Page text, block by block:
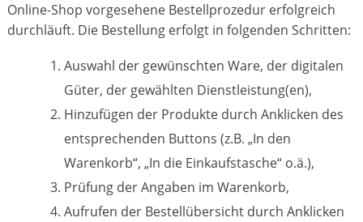
Online-Shop vorgesehene Bestellprozedur erfolgreich
durchläuft. Die Bestellung erfolgt in folgenden Schritten:
Auswahl der gewünschten Ware, der digitalen
Güter, der gewählten Dienstleistung(en),
Hinzufügen der Produkte durch Anklicken des
entsprechenden Buttons (z.B. „In den
Warenkorb“, „In die Einkaufstasche“ o.ä.),
Prüfung der Angaben im Warenkorb,
Aufrufen der Bestellübersicht durch Anklicken